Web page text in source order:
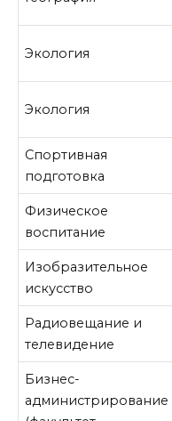
Экология
Экология
Спортивная
подготовка
Физическое
воспитание
Изобразительное
искусство
Радиовещание и
телевидение
Бизнес-
администрирование